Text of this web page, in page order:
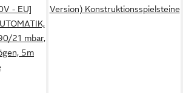
- EU]
21 mbar,
5m
Version) Konstruktionsspielsteine